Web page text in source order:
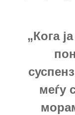
„Кога
меѓу